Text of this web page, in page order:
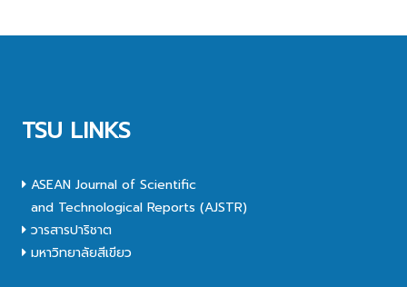
TSU LINKS
ASEAN Journal of Scientific
and Technological Reports (AJSTR)
วารสารปาริชาต
มหาวิทยาลัยสีเขียว